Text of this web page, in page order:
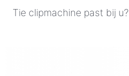
Tie clipmachine past bij u?